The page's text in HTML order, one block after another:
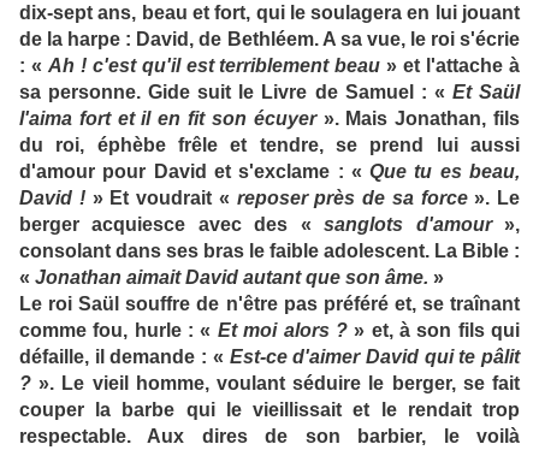
dix-sept ans, beau et fort, qui le soulagera en lui jouant
de la harpe : David, de Bethléem. A sa vue, le roi s'écrie
: « Ah ! c'est qu'il est terriblement beau » et l'attache à
sa personne. Gide suit le Livre de Samuel : « Et Saül
l'aima fort et il en fit son écuyer». Mais Jonathan, fils
du roi, éphèbe frêle et tendre, se prend lui aussi
d'amour pour David et s'exclame : «Que tu es beau,
David !» Et voudrait « reposer près de sa force». Le
berger acquiesce avec des «sanglots d'amour»,
consolant dans ses bras le faible adolescent. La Bible :
« Jonathan aimait David autant que son âme. »
Le roi Saül souffre de n'être pas préféré et, se traînant
comme fou, hurle : « Et moi alors ?» et, à son fils qui
défaille, il demande : « Est-ce d'aimer David qui te pâlit
? ». Le vieil homme, voulant séduire le berger, se fait
couper la barbe qui le vieillissait et le rendait trop
respectable. Aux dires de son barbier, le voilà